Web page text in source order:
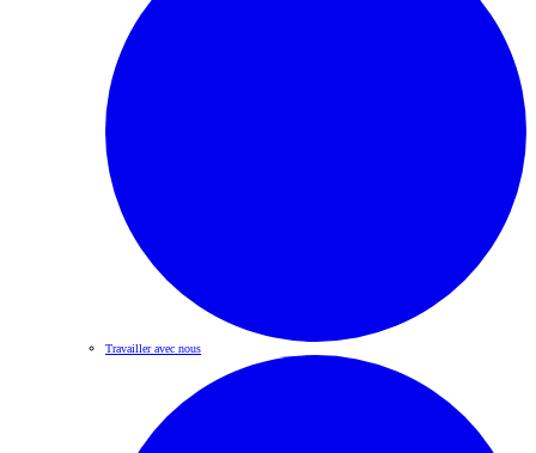
Travailler avec nous